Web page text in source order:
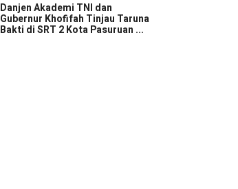
Danjen Akademi TNI dan
Gubernur Khofifah Tinjau Taruna
Bakti di SRT 2 Kota Pasuruan ...